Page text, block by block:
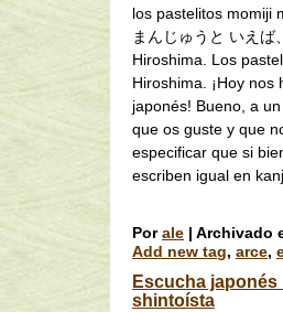
los pastelitos momiji
まんじゅうと いえ
Hiroshima. Los
Hiroshima. ¡Hoy
japonés! Bueno, a
que os guste y que
especificar que si
escriben igual en
Por ale Archivado
Add new tag, arce,
Escucha japonés
shintoísta